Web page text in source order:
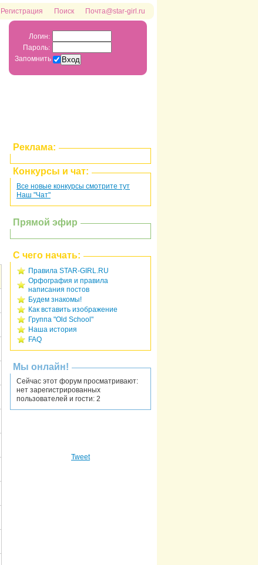
Регистрация Поиск Почта@star-girl.ru
Логин:
Пароль:
Запомнить
Реклама:
Конкурсы и чат:
Все новые конкурсы смотрите тут
Наш "Чат"
Прямой эфир
С чего начать:
Правила STAR-GIRL.RU
Орфография и правила
написания постов
Будем знакомы!
Как вставить изображение
Группа "Old School"
Наша история
FAQ
Мы онлайн!
Сейчас этот форум просматривают:
нет зарегистрированных
пользователей и гости: 2
Tweet